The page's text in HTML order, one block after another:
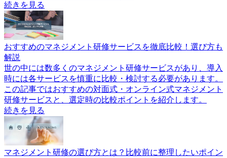
続きを見る
おすすめのマネジメント研修サービスを徹底比較！選び方も
解説
世の中には数多くのマネジメント研修サービスがあり、導入
時には各サービスを慎重に比較・検討する必要があります。
この記事ではおすすめの対面式・オンライン式マネジメント
研修サービスと、選定時の比較ポイントを紹介します。
続きを見る
マネジメント研修の選び方とは？比較前に整理したいポイン